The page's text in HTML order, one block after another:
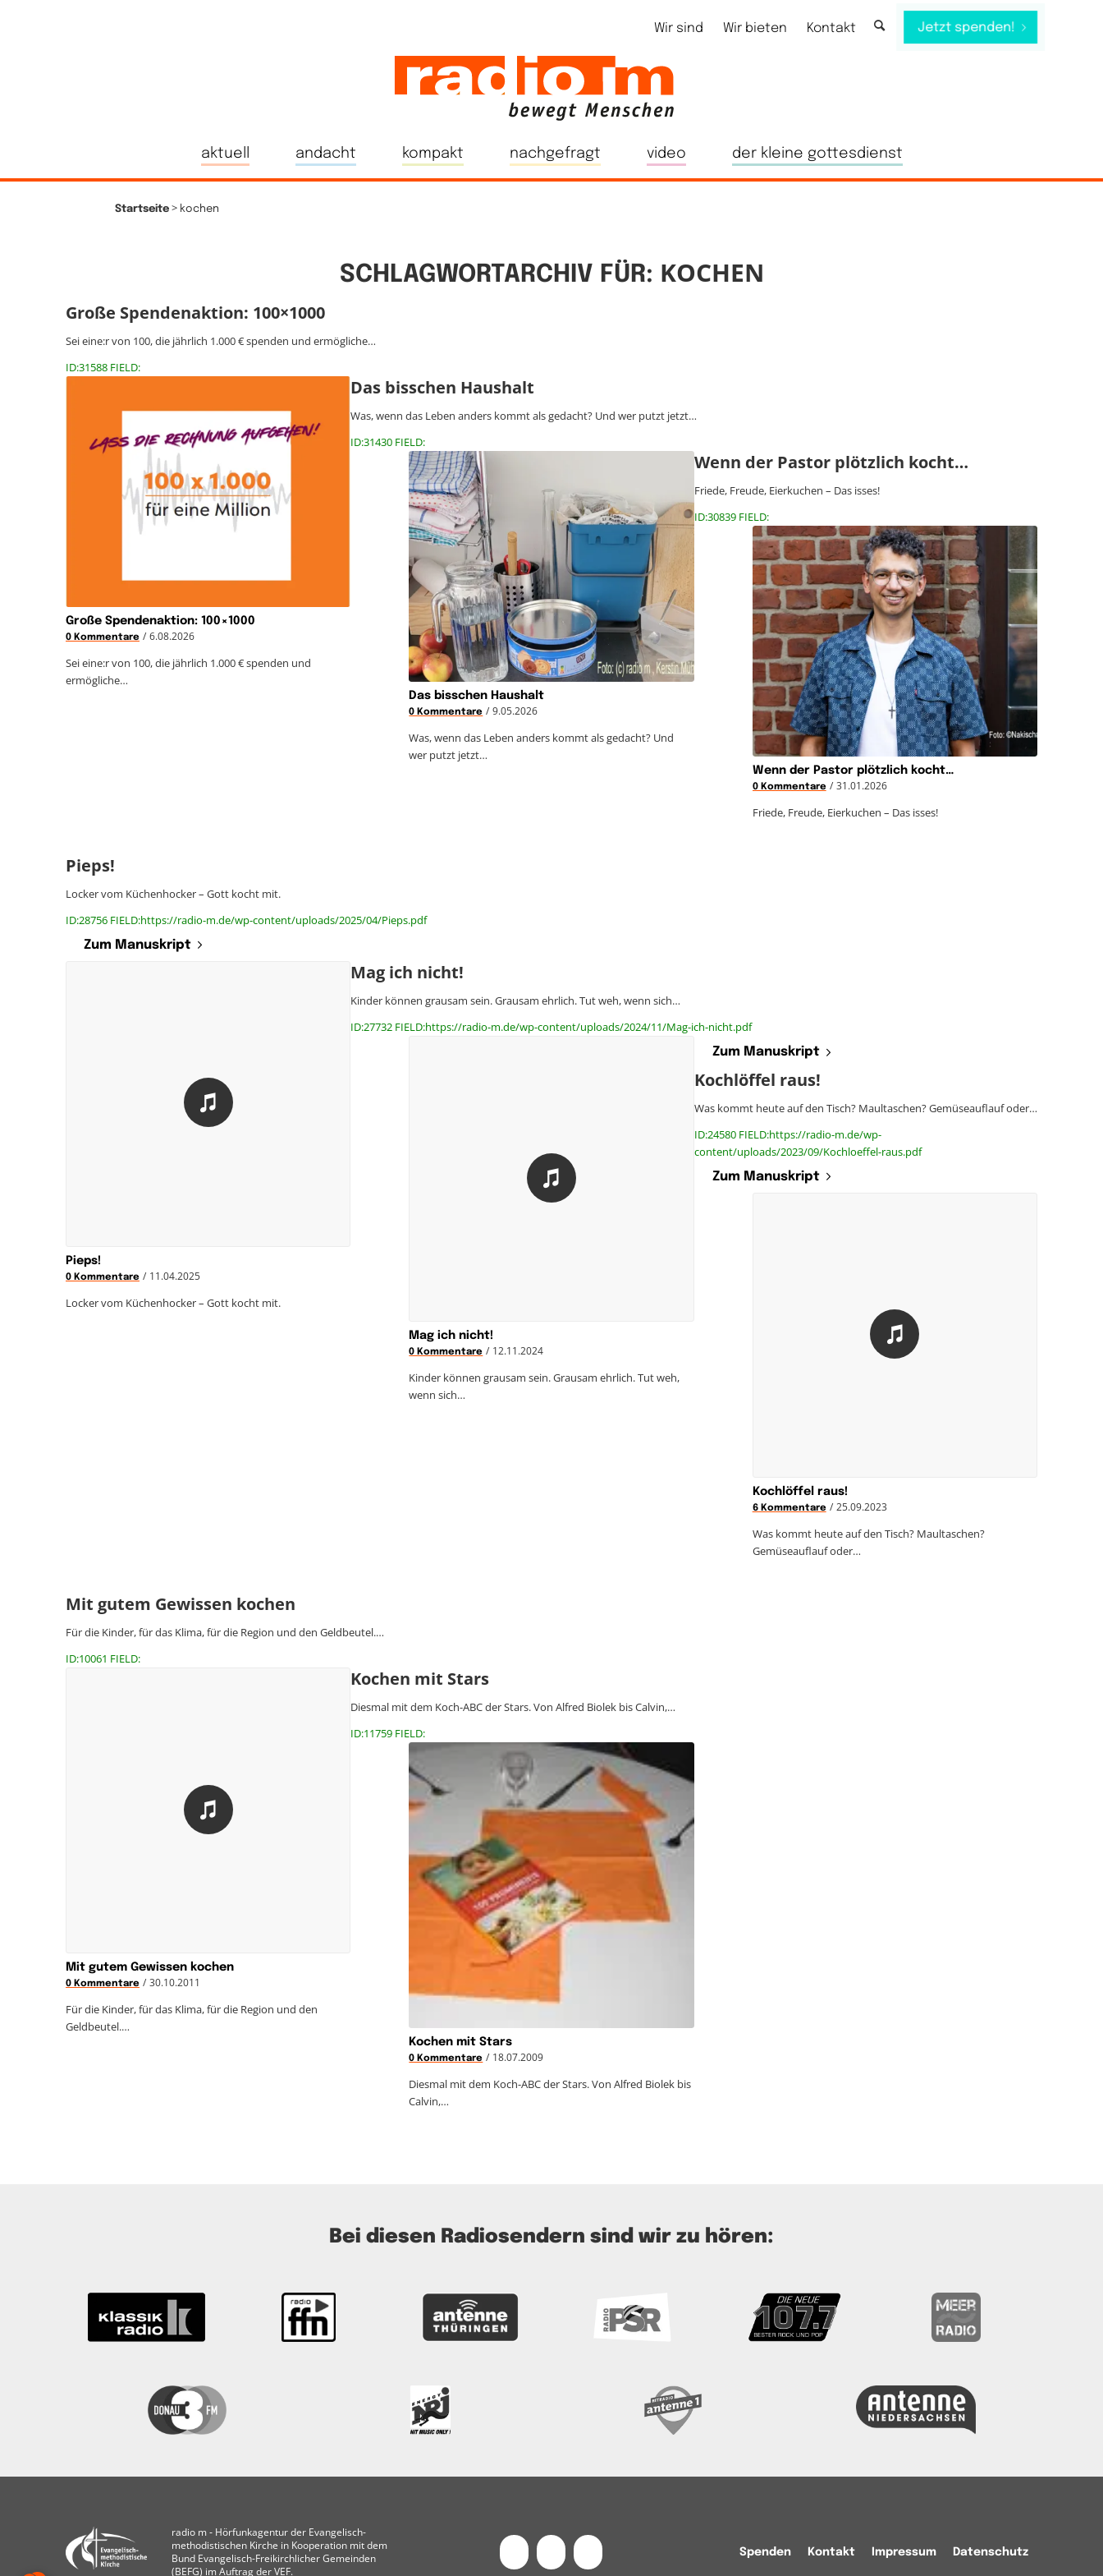
Wir sind Wir bieten Kontakt Jetzt spenden!
aktuell andacht kompakt nachgefragt video der kleine gottesdienst
Startseite > kochen
SCHLAGWORTARCHIV FÜR: KOCHEN
Große Spendenaktion: 100×1000
Sei eine:r von 100, die jährlich 1.000 € spenden und ermögliche…
ID:31588 FIELD:
Große Spendenaktion: 100×1000
0 Kommentare / 6.08.2026
Sei eine:r von 100, die jährlich 1.000 € spenden und
ermögliche…
Das bisschen Haushalt
Was, wenn das Leben anders kommt als gedacht? Und wer putzt jetzt…
ID:31430 FIELD:
Das bisschen Haushalt
0 Kommentare / 9.05.2026
Was, wenn das Leben anders kommt als gedacht? Und
wer putzt jetzt…
Wenn der Pastor plötzlich kocht…
Friede, Freude, Eierkuchen – Das isses!
ID:30839 FIELD:
Wenn der Pastor plötzlich kocht…
0 Kommentare / 31.01.2026
Friede, Freude, Eierkuchen – Das isses!
Pieps!
Locker vom Küchenhocker – Gott kocht mit.
ID:28756 FIELD:https://radio-m.de/wp-content/uploads/2025/04/Pieps.pdf
Zum Manuskript
Pieps!
0 Kommentare / 11.04.2025
Locker vom Küchenhocker – Gott kocht mit.
Mag ich nicht!
Kinder können grausam sein. Grausam ehrlich. Tut weh, wenn sich…
ID:27732 FIELD:https://radio-m.de/wp-content/uploads/2024/11/Mag-ich-nicht.pdf
Zum Manuskript
Mag ich nicht!
0 Kommentare / 12.11.2024
Kinder können grausam sein. Grausam ehrlich. Tut weh,
wenn sich…
Kochlöffel raus!
Was kommt heute auf den Tisch? Maultaschen? Gemüseauflauf oder…
ID:24580 FIELD:https://radio-m.de/wp-
content/uploads/2023/09/Kochloeffel-raus.pdf
Zum Manuskript
Kochlöffel raus!
6 Kommentare / 25.09.2023
Was kommt heute auf den Tisch? Maultaschen?
Gemüseauflauf oder…
Mit gutem Gewissen kochen
Für die Kinder, für das Klima, für die Region und den Geldbeutel.…
ID:10061 FIELD:
Mit gutem Gewissen kochen
0 Kommentare / 30.10.2011
Für die Kinder, für das Klima, für die Region und den
Geldbeutel.…
Kochen mit Stars
Diesmal mit dem Koch-ABC der Stars. Von Alfred Biolek bis Calvin,…
ID:11759 FIELD:
Kochen mit Stars
0 Kommentare / 18.07.2009
Diesmal mit dem Koch-ABC der Stars. Von Alfred Biolek bis
Calvin,…
Bei diesen Radiosendern sind wir zu hören:
radio m ‐ Hörfunkagentur der Evangelisch-
methodistischen Kirche in Kooperation mit dem
Bund Evangelisch-Freikirchlicher Gemeinden
(BEFG) im Auftrag der VEF.
Spenden Kontakt Impressum Datenschutz